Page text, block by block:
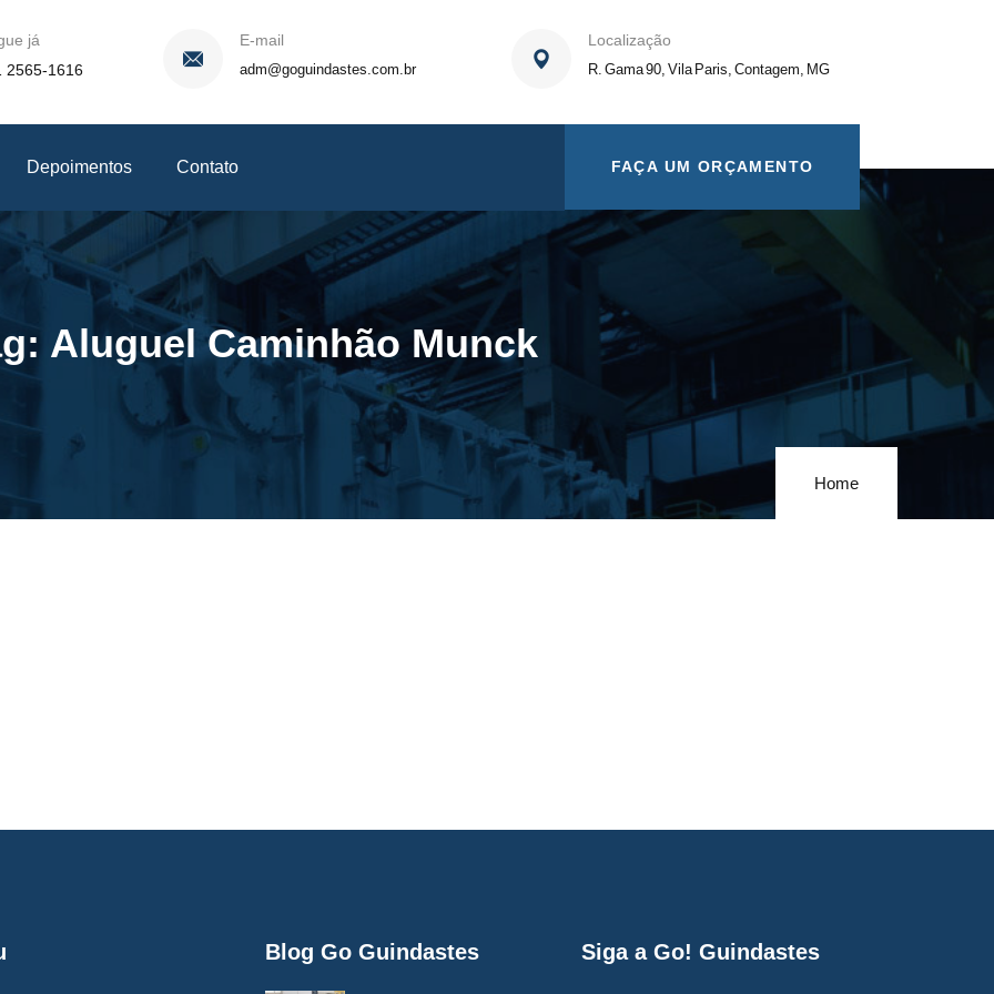
já
2565-1616
E-mail
adm@goguindastes.com.br
Localização
R. Gama 90, Vila Paris, Contagem, MG
Depoimentos Contato FAÇA UM ORÇAMENTO
Aluguel Caminhão Munck
Home
Blog Go Guindastes Siga a Go! Guindastes